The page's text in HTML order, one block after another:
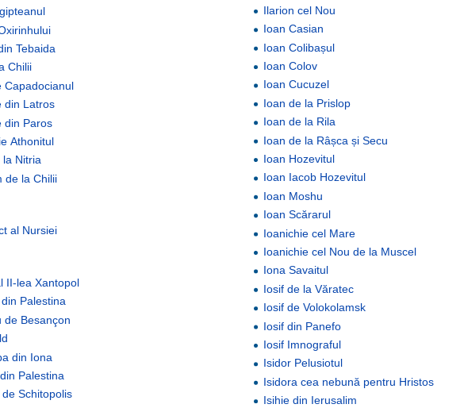
Tebaida
Chilii
Capadocianul
din Latros
din Paros
Athonitul
la Nitria
de la Chilii
al Nursiei
II-lea Xantopol
Palestina
de Besançon
din Iona
Palestina
Schitopolis
Ilarion cel Nou
Ioan Casian
Ioan Colibașul
Ioan Colov
Ioan Cucuzel
Ioan de la Prislop
Ioan de la Rila
Ioan de la Râșca și Secu
Ioan Hozevitul
Ioan Iacob Hozevitul
Ioan Moshu
Ioan Scărarul
Ioanichie cel Mare
Ioanichie cel Nou de la Muscel
Iona Savaitul
Iosif de la Văratec
Iosif de Volokolamsk
Iosif din Panefo
Iosif Imnograful
Isidor Pelusiotul
Isidora cea nebună pentru Hristos
Isihie din Ierusalim